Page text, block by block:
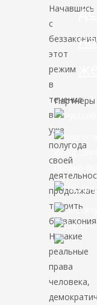
Начавшись
с
беззакония,
этот
режим
в
течение
вот
уже
полугода
своей
творить
беззакония.
Никакие
реальные
права
человека,